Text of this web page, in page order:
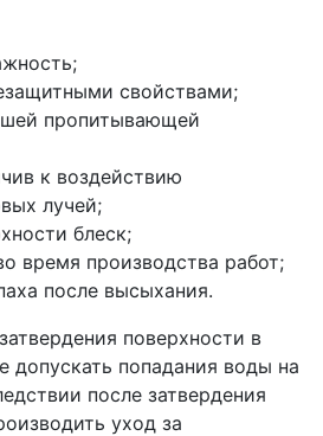
свойствами;
пропитывающей
к воздействию
лучей;
блеск;
время производства работ;
после высыхания.
поверхности в
допускать попадания воды на
после затвердения
уход за